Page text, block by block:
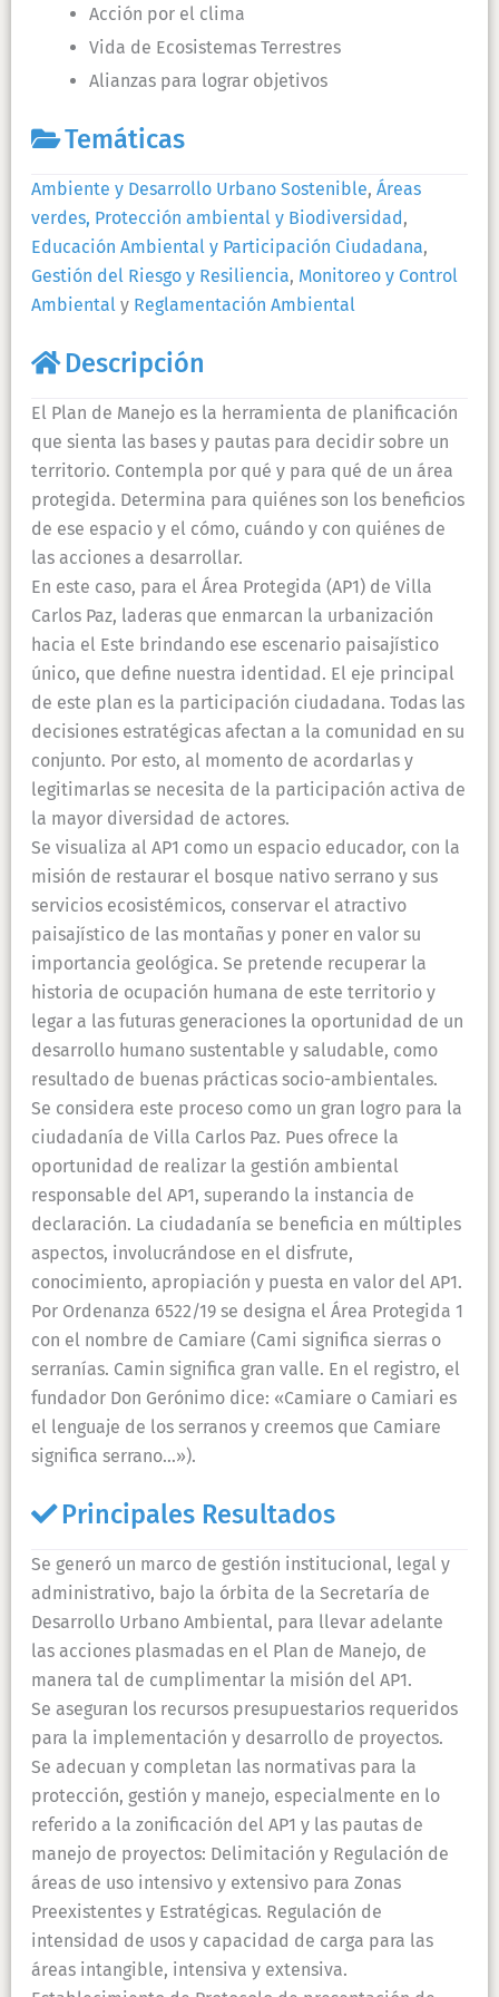
Acción por el clima
Vida de Ecosistemas Terrestres
Alianzas para lograr objetivos
Temáticas
Ambiente y Desarrollo Urbano Sostenible, Áreas
verdes, Protección ambiental y Biodiversidad ,
Educación Ambiental y Participación Ciudadana,
Gestión del Riesgo y Resiliencia, Monitoreo y Control
Ambiental y Reglamentación Ambiental
Descripción
El Plan de Manejo es la herramienta de planificación
que sienta las bases y pautas para decidir sobre un
territorio. Contempla por qué y para qué de un área
protegida. Determina para quiénes son los beneficios
de ese espacio y el cómo, cuándo y con quiénes de
las acciones a desarrollar.
En este caso, para el Área Protegida (AP1) de Villa
Carlos Paz, laderas que enmarcan la urbanización
hacia el Este brindando ese escenario paisajístico
único, que define nuestra identidad. El eje principal
de este plan es la participación ciudadana. Todas las
decisiones estratégicas afectan a la comunidad en su
conjunto. Por esto, al momento de acordarlas y
legitimarlas se necesita de la participación activa de
la mayor diversidad de actores.
Se visualiza al AP1 como un espacio educador, con la
misión de restaurar el bosque nativo serrano y sus
servicios ecosistémicos, conservar el atractivo
paisajístico de las montañas y poner en valor su
importancia geológica. Se pretende recuperar la
historia de ocupación humana de este territorio y
legar a las futuras generaciones la oportunidad de un
desarrollo humano sustentable y saludable, como
resultado de buenas prácticas socio-ambientales.
Se considera este proceso como un gran logro para la
ciudadanía de Villa Carlos Paz. Pues ofrece la
oportunidad de realizar la gestión ambiental
responsable del AP1, superando la instancia de
declaración. La ciudadanía se beneficia en múltiples
aspectos, involucrándose en el disfrute,
conocimiento, apropiación y puesta en valor del AP1.
Por Ordenanza 6522/19 se designa el Área Protegida 1
con el nombre de Camiare (Cami significa sierras o
serranías. Camin significa gran valle. En el registro, el
fundador Don Gerónimo dice: «Camiare o Camiari es
el lenguaje de los serranos y creemos que Camiare
significa serrano…»).
Principales Resultados
Se generó un marco de gestión institucional, legal y
administrativo, bajo la órbita de la Secretaría de
Desarrollo Urbano Ambiental, para llevar adelante
las acciones plasmadas en el Plan de Manejo, de
manera tal de cumplimentar la misión del AP1.
Se aseguran los recursos presupuestarios requeridos
para la implementación y desarrollo de proyectos.
Se adecuan y completan las normativas para la
protección, gestión y manejo, especialmente en lo
referido a la zonificación del AP1 y las pautas de
manejo de proyectos: Delimitación y Regulación de
áreas de uso intensivo y extensivo para Zonas
Preexistentes y Estratégicas. Regulación de
intensidad de usos y capacidad de carga para las
áreas intangible, intensiva y extensiva.